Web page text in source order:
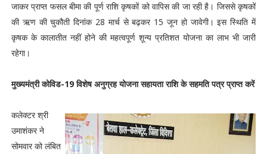
जाकर प्राप्त फसल बीमा की पूर्ण राशि कृषकों को वापिस की जा रही है। जिससे कृषकों
की ऋण की चुकौती दिनांक 28 मार्च से बढ़कर 15 जून हो जावेगी। इस स्थिति में
कृषक के कालातीत नहीं होने की महत्वपूर्ण शून्य प्रतिशत योजना का लाभ भी जारी
रहेगा।
मुख्यमंत्री कोविड-19 विशेष अनुग्रह योजना सहायता राशि के सहमति पत्र प्राप्त करें
कलेक्टर श्री
उमाशंकर ने
सोमवार को लंबित